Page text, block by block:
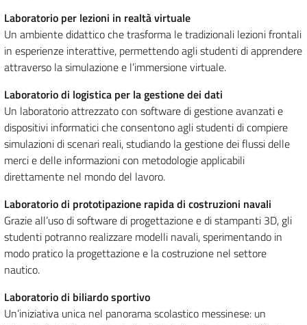
Laboratorio per lezioni in realtà virtuale
Un ambiente didattico che trasforma le tradizionali lezioni frontali
in esperienze interattive, permettendo agli studenti di apprendere
attraverso la simulazione e l’immersione virtuale.
Laboratorio di logistica per la gestione dei dati
Un laboratorio attrezzato con software di gestione avanzati e
dispositivi informatici che consentono agli studenti di compiere
simulazioni di scenari reali, studiando la gestione dei flussi delle
merci e delle informazioni con metodologie applicabili
direttamente nel mondo del lavoro.
Laboratorio di prototipazione rapida di costruzioni navali
Grazie all’uso di software di progettazione e di stampanti 3D, gli
studenti potranno realizzare modelli navali, sperimentando in
modo pratico la progettazione e la costruzione nel settore
nautico.
Laboratorio di biliardo sportivo
Un’iniziativa unica nel panorama scolastico messinese: un